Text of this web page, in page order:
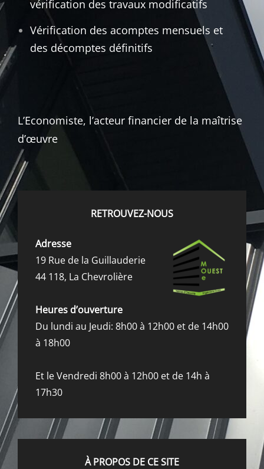
vérification des travaux modificatifs
Vérification des acomptes mensuels et
des décomptes définitifs
L’Economiste, l’acteur financier de la maîtrise
d’œuvre
RETROUVEZ-NOUS
Adresse
19 Rue de la Guillauderie
44 118, La Chevrolière
Heures d’ouverture
Du lundi au Jeudi: 8h00 à 12h00 et de 14h00
à 18h00
Et le Vendredi 8h00 à 12h00 et de 14h à
17h30
À PROPOS DE CE SITE